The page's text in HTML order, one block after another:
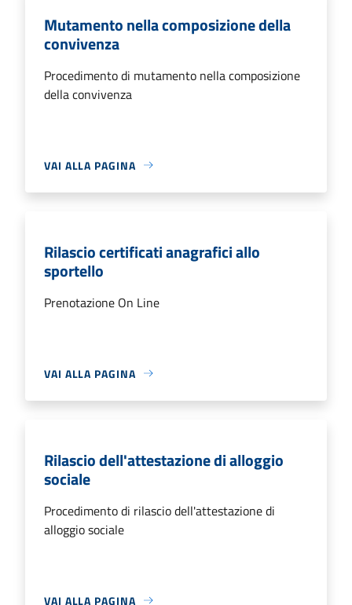
Mutamento nella composizione della
convivenza
Procedimento di mutamento nella composizione
della convivenza
VAI ALLA PAGINA
Rilascio certificati anagrafici allo
sportello
Prenotazione On Line
VAI ALLA PAGINA
Rilascio dell'attestazione di alloggio
sociale
Procedimento di rilascio dell'attestazione di
alloggio sociale
VAI ALLA PAGINA